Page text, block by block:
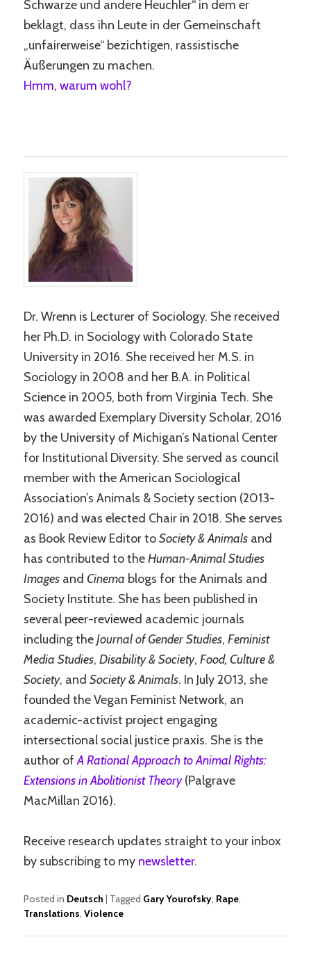
Schwarze und andere Heuchler“ in dem er
beklagt, dass ihn Leute in der Gemeinschaft
„unfairerweise“ bezichtigen, rassistische
Äußerungen zu machen.
Hmm, warum wohl?
Dr. Wrenn is Lecturer of Sociology. She received
her Ph.D. in Sociology with Colorado State
University in 2016. She received her M.S. in
Sociology in 2008 and her B.A. in Political
Science in 2005, both from Virginia Tech. She
was awarded Exemplary Diversity Scholar, 2016
by the University of Michigan’s National Center
for Institutional Diversity. She served as council
member with the American Sociological
Association’s Animals & Society section (2013-
2016) and was elected Chair in 2018. She serves
as Book Review Editor toSociety & Animals and
has contributed to theHuman-Animal Studies
Images andCinema blogs for the Animals and
Society Institute. She has been published in
several peer-reviewed academic journals
including theJournal of Gender Studies,Feminist
Media Studies,Disability & Society,Food, Culture &
Society, andSociety & Animals. In July 2013, she
founded the Vegan Feminist Network, an
academic-activist project engaging
intersectional social justice praxis. She is the
author ofA Rational Approach to Animal Rights:
Extensions in Abolitionist Theory(Palgrave
MacMillan 2016).
Receive research updates straight to your inbox
by subscribing to my newsletter.
Posted in Deutsch Tagged Gary Yourofsky, Rape,
Translations,Violence